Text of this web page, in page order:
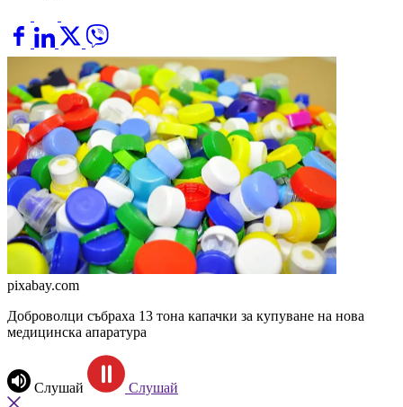
pixabay.com
Доброволци събраха 13 тона капачки за купуване на нова
медицинска апаратура
Слушай Слушай